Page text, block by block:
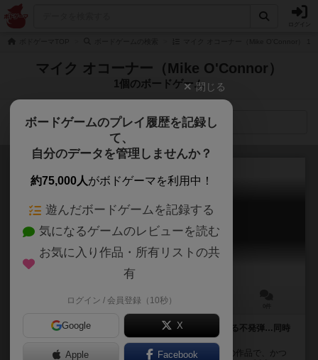
マイク オコーナー（Mike O'Connor）
1個のボードゲーム
検索メニュー
モーモー処理班
Unexploded Cow
25分前後
1997年夏。狂牛病により処分される牛、そして今も残る不発弾…同時
に解決する方法を思いついちゃった！
『Unexploded Cow』はアメリカのチーパスゲームズの作品で、かつ
閉じる
ボードゲームのプレイ履歴を記録し
て、
自分のデータを管理しませんか？
約75,000人がボドゲーマを利用中！
遊んだボードゲームを記録する
気になるゲームのレビューを読む
お気に入り作品・所有リストの共
有
ログイン / 会員登録（10秒）
Google X
Apple Facebook